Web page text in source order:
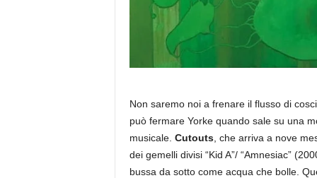
Non saremo noi a frenare il flusso di
può fermare Yorke quando sale su una
musicale. Cutouts, che arriva a nove
dei gemelli divisi “Kid A”/ “Amnesiac”
bussa da sotto come acqua che bolle.